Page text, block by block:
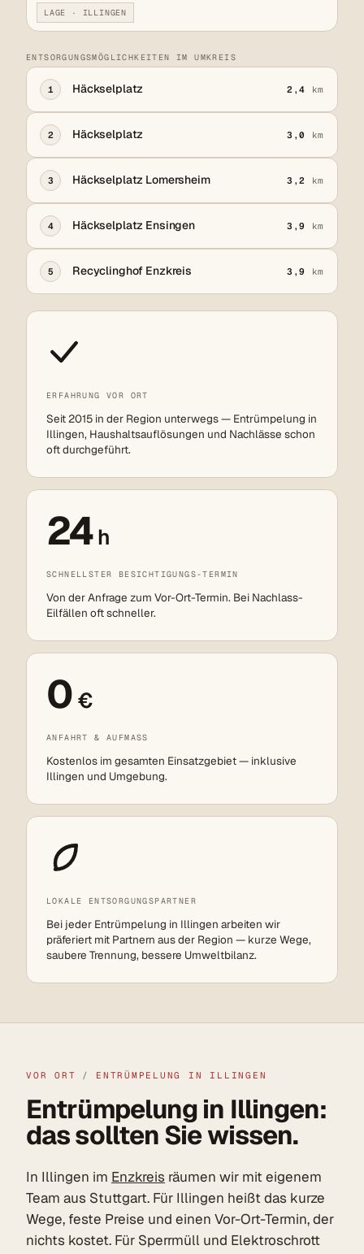
LAGE · ILLINGEN
ENTSORGUNGSMÖGLICHKEITEN IM UMKREIS
1 Häckselplatz 2,4 km
2 Häckselplatz 3,0 km
3 Häckselplatz Lomersheim 3,2 km
4 Häckselplatz Ensingen 3,9 km
5 Recyclinghof Enzkreis 3,9 km
ERFAHRUNG VOR ORT
Seit 2015 in der Region unterwegs — Entrümpelung in
Illingen, Haushaltsauflösungen und Nachlässe schon
oft durchgeführt.
24h
SCHNELLSTER BESICHTIGUNGS-TERMIN
Von der Anfrage zum Vor-Ort-Termin. Bei Nachlass-
Eilfällen oft schneller.
0 €
ANFAHRT & AUFMASS
Kostenlos im gesamten Einsatzgebiet — inklusive
Illingen und Umgebung.
LOKALE ENTSORGUNGSPARTNER
Bei jeder Entrümpelung in Illingen arbeiten wir
präferiert mit Partnern aus der Region — kurze Wege,
saubere Trennung, bessere Umweltbilanz.
VOR ORT / ENTRÜMPELUNG IN ILLINGEN
Entrümpelung in Illingen:
das sollten Sie wissen.
In Illingen im Enzkreis räumen wir mit eigenem
Team aus Stuttgart. Für Illingen heißt das kurze
Wege, feste Preise und einen Vor-Ort-Termin, der
nichts kostet. Für Sperrmüll und Elektroschrott